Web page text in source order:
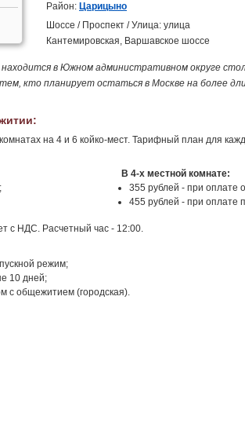
Район: Царицыно
Шоссе / Проспект / Улица: улица
Кантемировская, Варшавское шоссе
в Южном административном округе
кто планирует остаться в Москве на более
на 4 и 6 койко-мест. Тарифный план для
В 4-х местной комнате:
355 рублей - при оплате
455 рублей - при оплате
с НДС. Расчетный час - 12:00.
режим;
10 дней;
с общежитием (городская).